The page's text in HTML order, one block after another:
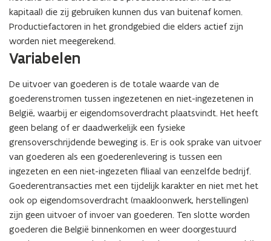
kapitaal) die zij gebruiken kunnen dus van buitenaf komen.
Productiefactoren in het grondgebied die elders actief zijn
worden niet meegerekend.
Variabelen
De uitvoer van goederen is de totale waarde van de
goederenstromen tussen ingezetenen en niet-ingezetenen in
België, waarbij er eigendomsoverdracht plaatsvindt. Het heeft
geen belang of er daadwerkelijk een fysieke
grensoverschrijdende beweging is. Er is ook sprake van uitvoer
van goederen als een goederenlevering is tussen een
ingezeten en een niet-ingezeten filiaal van eenzelfde bedrijf.
Goederentransacties met een tijdelijk karakter en niet met het
ook op eigendomsoverdracht (maakloonwerk, herstellingen)
zijn geen uitvoer of invoer van goederen. Ten slotte worden
goederen die België binnenkomen en weer doorgestuurd